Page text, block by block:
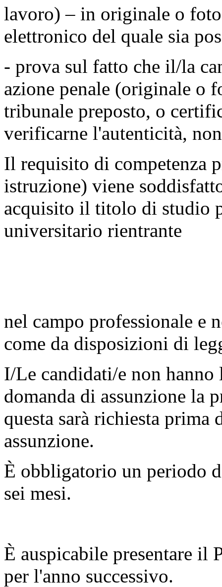
lavoro) – in originale o
elettronico del quale sia
- prova sul fatto che il/la
azione penale (originale o
tribunale preposto, o
verificarne l'autenticità,
Il requisito di competenza
istruzione) viene
acquisito il titolo di studio
universitario rientrante
nel campo professionale e
come da disposizioni di
I/Le candidati/e non
domanda di assunzione la
questa sarà richiesta prima
assunzione.
È obbligatorio un periodo
sei mesi.
È auspicabile presentare il
per l'anno successivo.